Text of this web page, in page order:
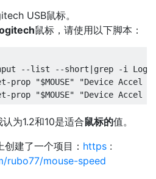
USB鼠标。
鼠标，请使用以下脚本：
--list --short|grep -i
prop "$MOUSE" "Device Accel
为1.2和10是适合鼠标的值。
建了一个项目： https :
rubo77/mouse-speed